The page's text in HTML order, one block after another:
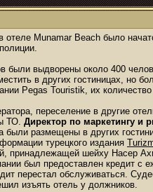
Munamar Beach было
были выдворены около 400
в других гостиницах, но
Pegas Touristik, их количество
переселение в другие
ТО. Директор по маркетингу и
были размещены в других
турецкого издания
принадлежащей шейху Насер
был предоставлен кредит
перестал обслуживаться.
изъять отель у должников.